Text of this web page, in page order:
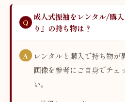
成人式振袖をレンタル/購
り』の持ち物は？
レンタルと購入で持ち物が
画像を参考にご自身でチェ
い。